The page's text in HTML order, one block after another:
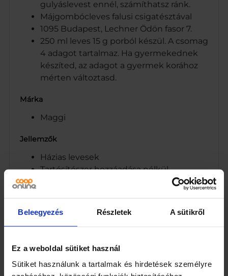
Beleegyezés Részletek A sütikről
Ez a weboldal sütiket használ
Sütiket használunk a tartalmak és hirdetések személyre
gulyáslevest ennél, számíthatsz ránk.
Májgombócleves falusi csigatésztával
1095 Budapest, Lechner Ödön fasor 7.
250 ml leves 15 g porból készül. A csomag
4 adagot tartalmaz. Ha gyermekednek
készíted, az adagot a gyermek korához
mérten változtasd.
Márka
Maggi
Jellemzők
Házias levesek
Tartósítószer hozzáadása nélkül,
Kiszerelés
60
Egység (szabadon)